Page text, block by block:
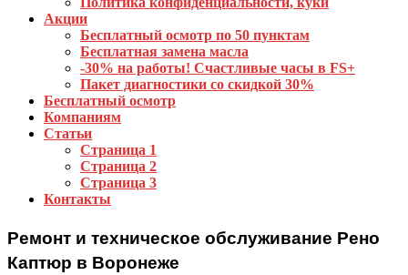
Акции
Бесплатный осмотр по 50 пунктам
Бесплатная замена масла
-30% на работы! Счастливые часы в FS+
Пакет диагностики со скидкой 30%
Бесплатный осмотр
Компаниям
Статьи
Страница 1
Страница 2
Страница 3
Контакты
Ремонт и техническое обслуживание Рено
Каптюр в Воронеже